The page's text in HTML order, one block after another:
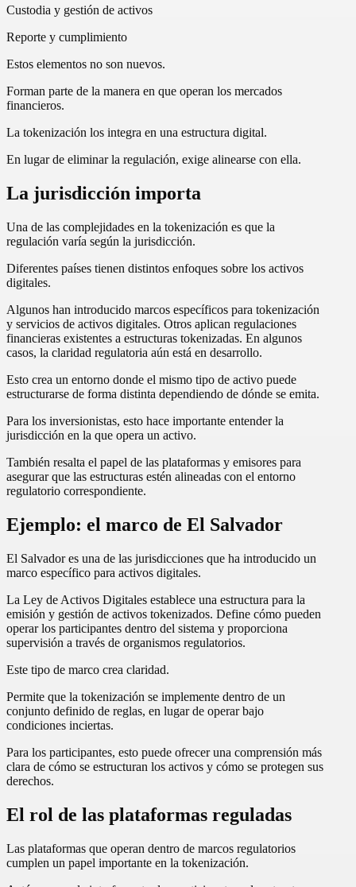
Custodia y gestión de activos
Reporte y cumplimiento
Estos elementos no son nuevos.
Forman parte de la manera en que operan los mercados
financieros.
La tokenización los integra en una estructura digital.
En lugar de eliminar la regulación, exige alinearse con ella.
La jurisdicción importa
Una de las complejidades en la tokenización es que la
regulación varía según la jurisdicción.
Diferentes países tienen distintos enfoques sobre los activos
digitales.
Algunos han introducido marcos específicos para tokenización
y servicios de activos digitales. Otros aplican regulaciones
financieras existentes a estructuras tokenizadas. En algunos
casos, la claridad regulatoria aún está en desarrollo.
Esto crea un entorno donde el mismo tipo de activo puede
estructurarse de forma distinta dependiendo de dónde se emita.
Para los inversionistas, esto hace importante entender la
jurisdicción en la que opera un activo.
También resalta el papel de las plataformas y emisores para
asegurar que las estructuras estén alineadas con el entorno
regulatorio correspondiente.
Ejemplo: el marco de El Salvador
El Salvador es una de las jurisdicciones que ha introducido un
marco específico para activos digitales.
La Ley de Activos Digitales establece una estructura para la
emisión y gestión de activos tokenizados. Define cómo pueden
operar los participantes dentro del sistema y proporciona
supervisión a través de organismos regulatorios.
Este tipo de marco crea claridad.
Permite que la tokenización se implemente dentro de un
conjunto definido de reglas, en lugar de operar bajo
condiciones inciertas.
Para los participantes, esto puede ofrecer una comprensión más
clara de cómo se estructuran los activos y cómo se protegen sus
derechos.
El rol de las plataformas reguladas
Las plataformas que operan dentro de marcos regulatorios
cumplen un papel importante en la tokenización.